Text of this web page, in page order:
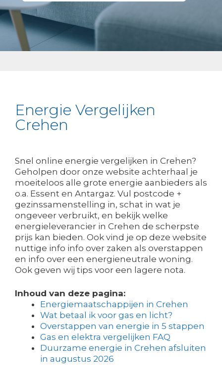
Energie Vergelijken
Crehen
Snel online energie vergelijken in Crehen?
Geholpen door onze website achterhaal je
moeiteloos alle grote energie aanbieders als
o.a. Essent en Antargaz. Vul postcode +
gezinssamenstelling in, schat in wat je
ongeveer verbruikt, en bekijk welke
energieleverancier in Crehen de scherpste
prijs kan bieden. Ook vind je op deze website
nuttige info info over zaken als overstappen
en info over een energieneutrale woning.
Ook geven wij tips voor een lagere nota.
Inhoud van deze pagina:
Energiemaatschappijen in Crehen
Wat betaal ik voor gas en licht?
Overstappen van energie in 5 stappen
Gas en elektra vergelijken FAQ
Duurzame energie in Crehen afsluiten
in augustus 2026